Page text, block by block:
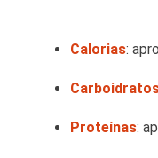
Calorias:
Proteínas: